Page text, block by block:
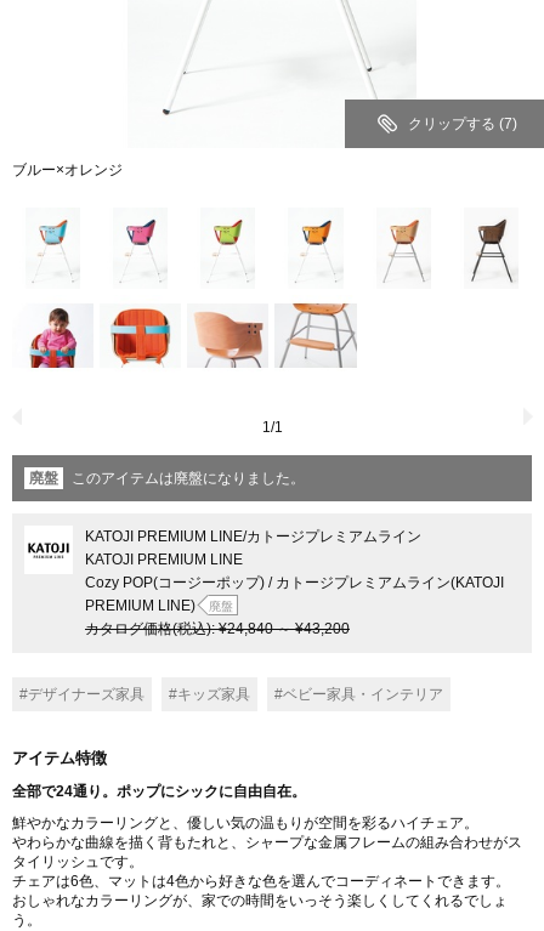
クリップする (7)
ブルー×オレンジ
1/1
廃盤 このアイテムは廃盤になりました。
KATOJI PREMIUM LINE/カトージプレミアムライン
KATOJI PREMIUM LINE
Cozy POP(コージーポップ) / カトージプレミアムライン(KATOJI
PREMIUM LINE)
廃盤
カタログ価格(税込):¥24,840 ～ ¥43,200
#デザイナーズ家具 #キッズ家具 #ベビー家具・インテリア
アイテム特徴
全部で24通り。ポップにシックに自由自在。
鮮やかなカラーリングと、優しい気の温もりが空間を彩るハイチェア。
やわらかな曲線を描く背もたれと、シャープな金属フレームの組み合わせがス
タイリッシュです。
チェアは6色、マットは4色から好きな色を選んでコーディネートできます。
おしゃれなカラーリングが、家での時間をいっそう楽しくしてくれるでしょ
う。